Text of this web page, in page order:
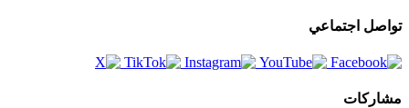
تواصل اجتماعي
مشاركات